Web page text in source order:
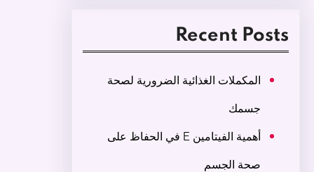
Recent Posts
المكملات الغذائية الضرورية لصحة
جسمك
أهمية الفيتامين E في الحفاظ على
صحة الجسم